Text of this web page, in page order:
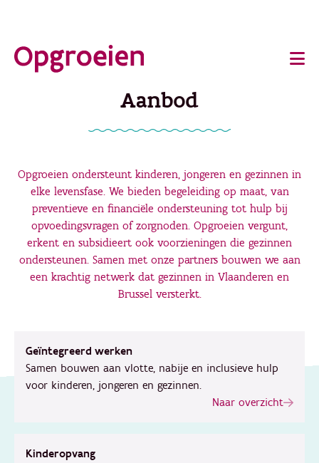
direct
Main
Aanbod
Opgroeien ondersteunt kinderen, jongeren en gezinnen in
elke levensfase. We bieden begeleiding op maat, van
preventieve en financiële ondersteuning tot hulp bij
opvoedingsvragen of zorgnoden. Opgroeien vergunt,
erkent en subsidieert ook voorzieningen die gezinnen
ondersteunen. Samen met onze partners bouwen we aan
een krachtig netwerk dat gezinnen in Vlaanderen en
Brussel versterkt.
Geïntegreerd werken
Samen bouwen aan vlotte, nabije en inclusieve hulp
voor kinderen, jongeren en gezinnen.
Naar overzicht
Kinderopvang